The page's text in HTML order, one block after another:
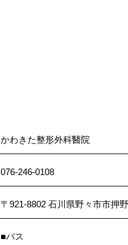
かわきた整形外科醫院
076-246-0108
〒921-8802 石川県野々市市押
■バス